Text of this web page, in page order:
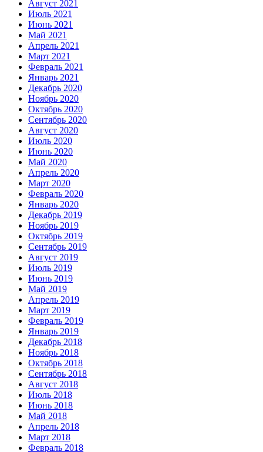
Август 2021
Июль 2021
Июнь 2021
Май 2021
Апрель 2021
Март 2021
Февраль 2021
Январь 2021
Декабрь 2020
Ноябрь 2020
Октябрь 2020
Сентябрь 2020
Август 2020
Июль 2020
Июнь 2020
Май 2020
Апрель 2020
Март 2020
Февраль 2020
Январь 2020
Декабрь 2019
Ноябрь 2019
Октябрь 2019
Сентябрь 2019
Август 2019
Июль 2019
Июнь 2019
Май 2019
Апрель 2019
Март 2019
Февраль 2019
Январь 2019
Декабрь 2018
Ноябрь 2018
Октябрь 2018
Сентябрь 2018
Август 2018
Июль 2018
Июнь 2018
Май 2018
Апрель 2018
Март 2018
Февраль 2018